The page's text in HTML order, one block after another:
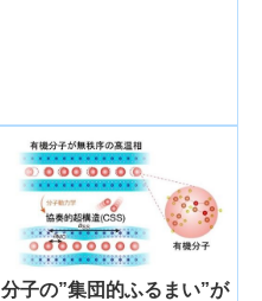
分子の”集団的ふるまい”が